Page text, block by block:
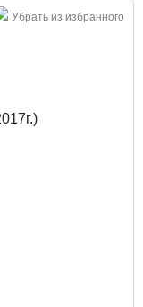
Убрать из избранного